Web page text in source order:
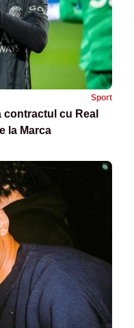
Sport
contractul cu Real
la Marca